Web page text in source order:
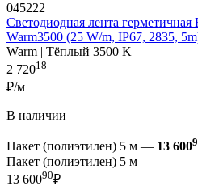
045222
Светодиодная лента
Warm3500 (25 W/m, IP67, 2835,
Warm | Тёплый 3500 K
2 72018
₽/м
В наличии
Пакет (полиэтилен) 5 м — 13 600
Пакет (полиэтилен) 5 м
13 60090₽